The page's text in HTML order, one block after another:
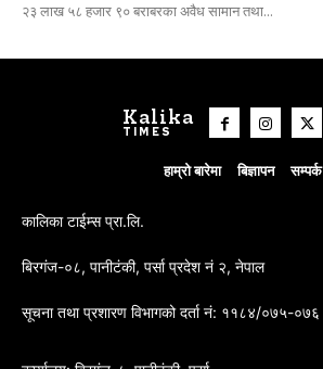
२३ लाख ५८ हजार ९० बराबरका अवैध सामान तथा...
Kalika
TIMES
हाम्रो बारेमा बिज्ञापन सम्पर्क
कालिका टाईम्स प्रा.लि.
बिरगंज-०८, पानीटंकी, पर्सा प्रदेश नं २, नेपाल
सूचना तथा प्रशारण विभागको दर्ता नं: ११८४/०७५-०७६